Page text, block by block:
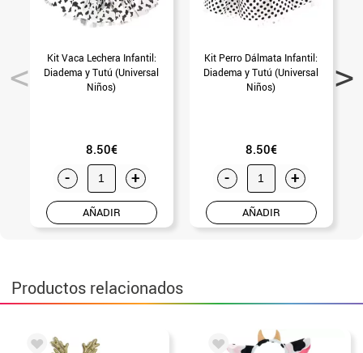
Kit Vaca Lechera Infantil:
Diadema y Tutú (Universal
Niños)
8.50€
- +
AÑADIR
Kit Perro Dálmata Infantil:
Diadema y Tutú (Universal
Niños)
8.50€
- +
AÑADIR
Productos relacionados